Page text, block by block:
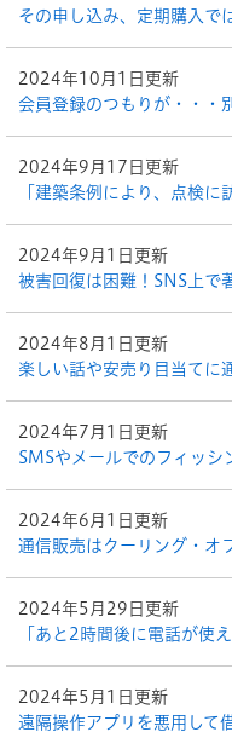
その申し込み、定期購入で
2024年10月1日更新
会員登録のつもりが・・・
2024年9月17日更新
「建築条例により、点検
2024年9月1日更新
被害回復は困難！SNS上で
2024年8月1日更新
楽しい話や安売り目当てに
2024年7月1日更新
SMSやメールでのフィッシ
2024年6月1日更新
通信販売はクーリング・オ
2024年5月29日更新
「あと2時間後に電話が使
2024年5月1日更新
遠隔操作アプリを悪用して